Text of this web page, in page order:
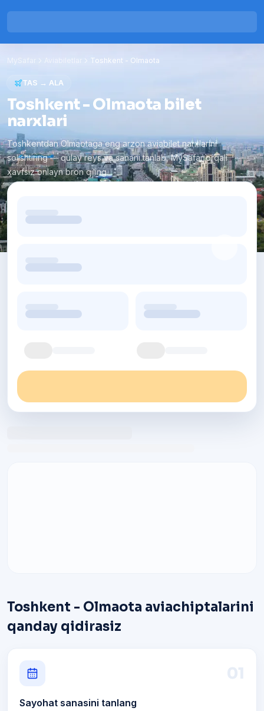
MySafar Aviabiletlar Toshkent - Olmaota
TAS → ALA
Toshkent - Olmaota bilet
narxlari
Toshkentdan Olmaotaga eng arzon aviabilet narxlarini
solishtiring — qulay reys va sanani tanlab, MySafar orqali
xavfsiz onlayn bron qiling.
Toshkent - Olmaota aviachiptalarini
qanday qidirasiz
01
Sayohat sanasini tanlang